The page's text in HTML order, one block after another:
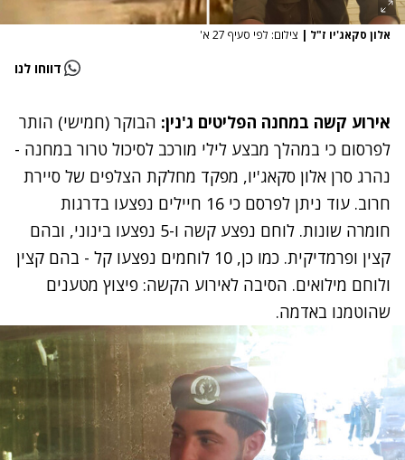
אלון סקאג'יו ז"ל | צילום: לפי סעיף 27 א'
דווחו לנו
אירוע קשה במחנה הפליטים ג'נין: הבוקר (חמישי) הותר
לפרסום כי במהלך מבצע לילי מורכב לסיכול טרור במחנה -
נהרג סרן אלון סקאג'יו, מפקד מחלקת הצלפים של סיירת
חרוב. עוד ניתן לפרסם כי 16 חיילים נפצעו בדרגות
חומרה שונות. לוחם נפצע קשה ו-5 נפצעו בינוני, ובהם
קצין ופרמדיקית. כמו כן, 10 לוחמים נפצעו קל - בהם קצין
ולוחם מילואים. הסיבה לאירוע הקשה: פיצוץ מטענים
שהוטמנו באדמה.